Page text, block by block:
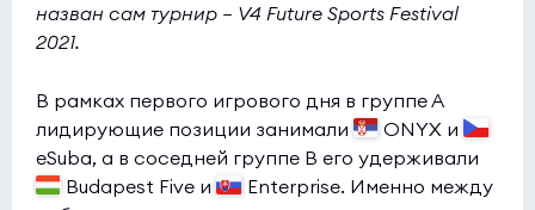
назван сам турнир — V4 Future Sports Festival
2021.
В рамках первого игрового дня в группе А
лидирующие позиции занимали
ONYX и
eSuba, а в соседней группе B его удерживали
Budapest Five и
Enterprise. Именно между